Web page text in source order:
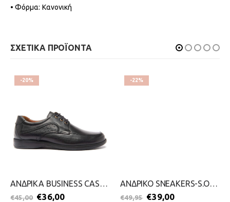
• Φόρμα: Κανονική
ΣΧΕΤΙΚΑ ΠΡΟΪΟΝΤΑ
-20%
ΑΝΔΡΙΚΑ BUSINESS CASUAL-GALE-2111-0274-ΜΑΥΡΟ
€45,00 €36,00
-22%
ΑΝΔΡΙΚΟ SNEAKERS-S.OLIVER-2111-0008-ΜΑΥΡΟ
€49,95 €39,00